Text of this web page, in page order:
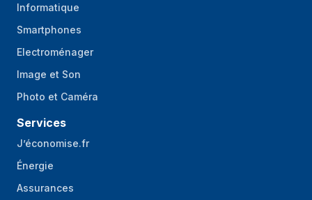
Informatique
Smartphones
Electroménager
Image et Son
Photo et Caméra
Services
J’économise.fr
Énergie
Assurances